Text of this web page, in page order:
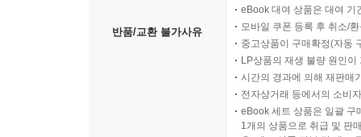
반품/교환 불가사유
eBook 대여 상품은 대여 기
모바일 쿠폰 등록 후 취소/
중고상품이 구매확정(자동
LP상품의 재생 불량 원인
시간의 경과에 의해 재판매
전자상거래 등에서의 소비
eBook 세트 상품은 일괄 구
1개의 상품으로 취급 및 판